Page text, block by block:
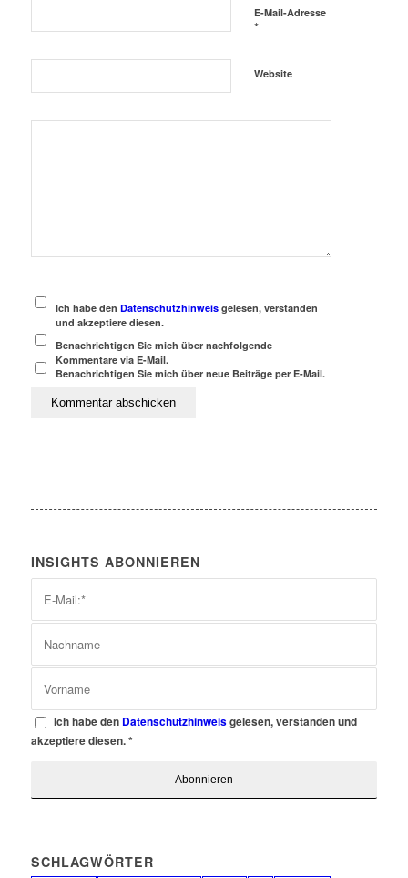
E-Mail-Adresse
*
Website
Ich habe denDatenschutzhinweis gelesen, verstanden
und akzeptiere diesen.
Benachrichtigen Sie mich über nachfolgende
Kommentare via E-Mail.
Benachrichtigen Sie mich über neue Beiträge per E-Mail.
INSIGHTS ABONNIEREN
Ich habe den Datenschutzhinweisgelesen, verstanden und
akzeptiere diesen.*
SCHLAGWÖRTER